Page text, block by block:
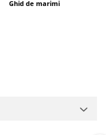
Ghid de marimi